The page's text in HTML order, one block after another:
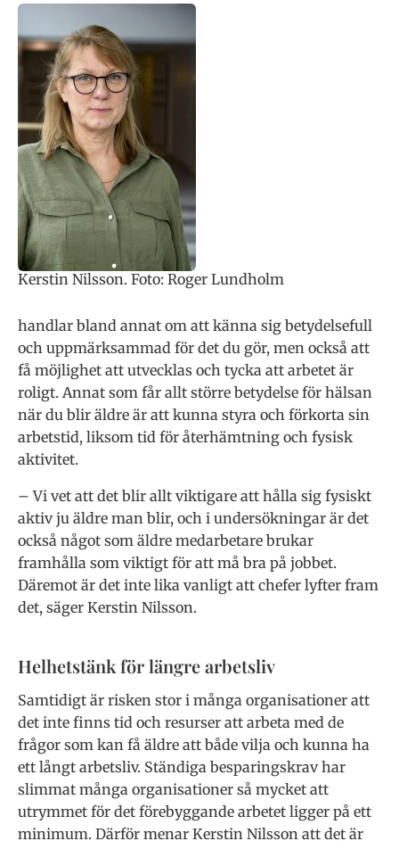
Kerstin Nilsson. Foto: Roger Lundholm
handlar bland annat om att känna sig bety­delsefull
och uppmärksam­mad för det du gör, men ock­så att
få möjlighet att utvecklas och tycka att arbetet är
roligt. Annat som får allt större bety­delse för hälsan
när du blir äld­re är att kunna styra och för­korta sin
arbetstid, liksom tid för återhämtning och fysisk
aktivitet.
– Vi vet att det blir allt vik­tigare att hålla sig fysiskt
aktiv ju äldre man blir, och i undersökning­ar är det
också något som äldre medar­betare brukar
framhålla som viktigt för att må bra på jobbet.
Däremot är det inte lika vanligt att chefer lyfter fram
det, sä­ger Kerstin Nilsson.
Helhetstänk för längre arbetsliv
Samtidigt är risken stor i många orga­nisationer att
det inte finns tid och resur­ser att arbeta med de
frågor som kan få äldre att både vilja och kunna ha
ett långt arbetsliv. Ständiga besparingskrav har
slimmat många organisationer så myck­et att
utrymmet för det förebyggande ar­betet ligger på ett
minimum. Därför me­nar Kerstin Nilsson att det är